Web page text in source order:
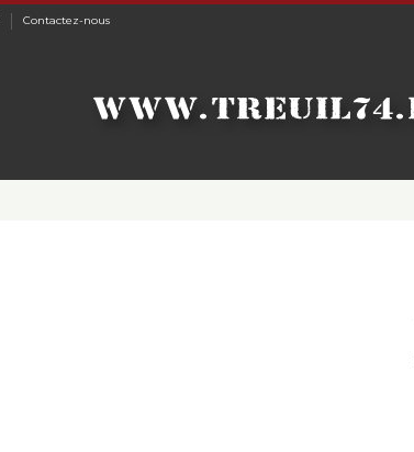
Contactez-nous